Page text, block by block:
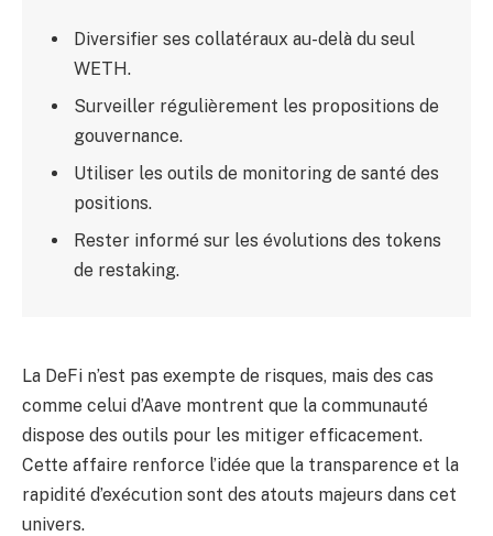
Diversifier ses collatéraux au-delà du seul
WETH.
Surveiller régulièrement les propositions de
gouvernance.
Utiliser les outils de monitoring de santé des
positions.
Rester informé sur les évolutions des tokens
de restaking.
La DeFi n’est pas exempte de risques, mais des cas
comme celui d’Aave montrent que la communauté
dispose des outils pour les mitiger efficacement.
Cette affaire renforce l’idée que la transparence et la
rapidité d’exécution sont des atouts majeurs dans cet
univers.